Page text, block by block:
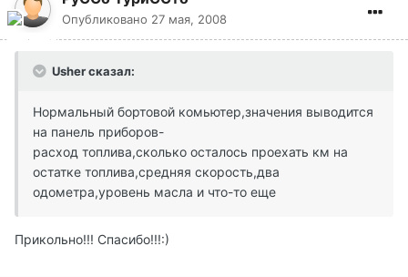
Опубликовано 27 мая, 2008
Usher сказал:
Нормальный бортовой комьютер,значения выводится
на панель приборов-
расход топлива,сколько осталось проехать км на
остатке топлива,средняя скорость,два
одометра,уровень масла и что-то еще
Прикольно!!! Спасибо!!!:)